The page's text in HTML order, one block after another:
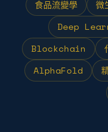
食品流變學
微
Deep
Blockchain
AlphaFold